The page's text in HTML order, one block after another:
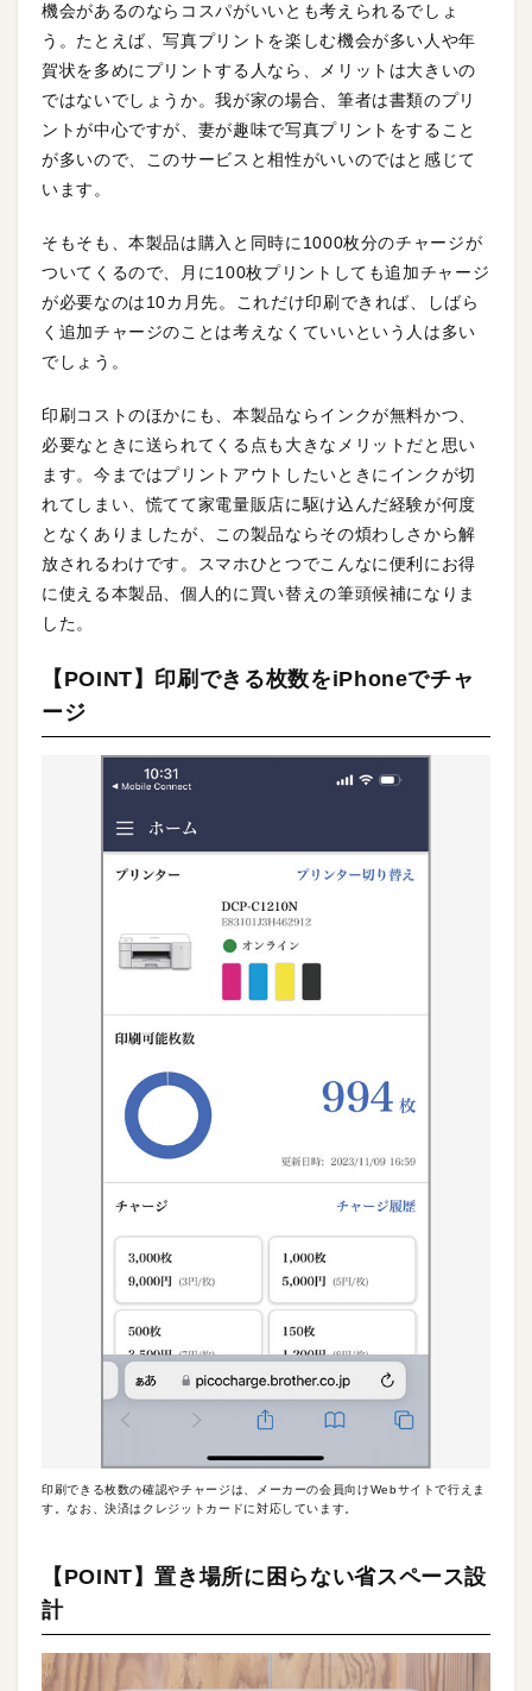
機会があるのならコスパがいいとも考えられるでしょ
う。たとえば、写真プリントを楽しむ機会が多い人や年
賀状を多めにプリントする人なら、メリットは大きいの
ではないでしょうか。我が家の場合、筆者は書類のプリ
ントが中心ですが、妻が趣味で写真プリントをすること
が多いので、このサービスと相性がいいのではと感じて
います。
そもそも、本製品は購入と同時に1000枚分のチャージが
ついてくるので、月に100枚プリントしても追加チャージ
が必要なのは10カ月先。これだけ印刷できれば、しばら
く追加チャージのことは考えなくていいという人は多い
でしょう。
印刷コストのほかにも、本製品ならインクが無料かつ、
必要なときに送られてくる点も大きなメリットだと思い
ます。今まではプリントアウトしたいときにインクが切
れてしまい、慌てて家電量販店に駆け込んだ経験が何度
となくありましたが、この製品ならその煩わしさから解
放されるわけです。スマホひとつでこんなに便利にお得
に使える本製品、個人的に買い替えの筆頭候補になりま
した。
【POINT】印刷できる枚数をiPhoneでチャ
ージ
印刷できる枚数の確認やチャージは、メーカーの会員向けWebサイトで行えま
す。なお、決済はクレジットカードに対応しています。
【POINT】置き場所に困らない省スペース設
計